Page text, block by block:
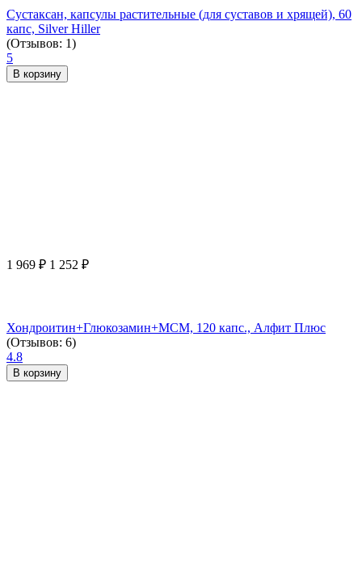
Сустаксан, капсулы растительные (для суставов и хрящей), 60
капс, Silver Hiller
(Отзывов: 1)
5
В корзину
1 969 ₽ 1 252 ₽
Хондроитин+Глюкозамин+МСМ, 120 капс., Алфит Плюс
(Отзывов: 6)
4.8
В корзину